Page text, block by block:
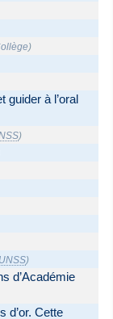
)
guider à l’oral
)
UNSS)
d’Académie
d’or. Cette